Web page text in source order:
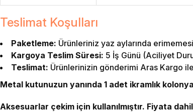
Teslimat Koşulları
Paketleme: Ürünleriniz yaz aylarında
Kargoya Teslim Süresi: 5 İş Günü (Aciliyet
Teslimat: Ürünlerinizin gönderimi Aras Kargo ile
Metal kutunuzun yanında 1 adet ikramlık
Aksesuarlar çekim için kullanılmıştır. Fiyata